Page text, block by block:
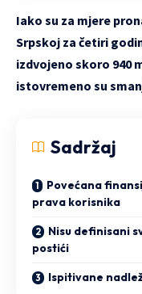
Iako su za mjere
Srpskoj za četiri
izdvojeno skoro 940
istovremeno su
Sadržaj
Povećana
prava korisnika
Nisu definisani
postići
Ispitivane